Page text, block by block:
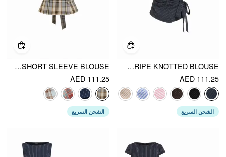
COTTON-BLEND POLO NECK STRIPE KNOTTED BLOUSE
AED 111.25
الشحن السريع
PLAID ASYMMETRICAL NECK RUCHED SHORT SLEEVE BLOUSE
AED 111.25
الشحن السريع